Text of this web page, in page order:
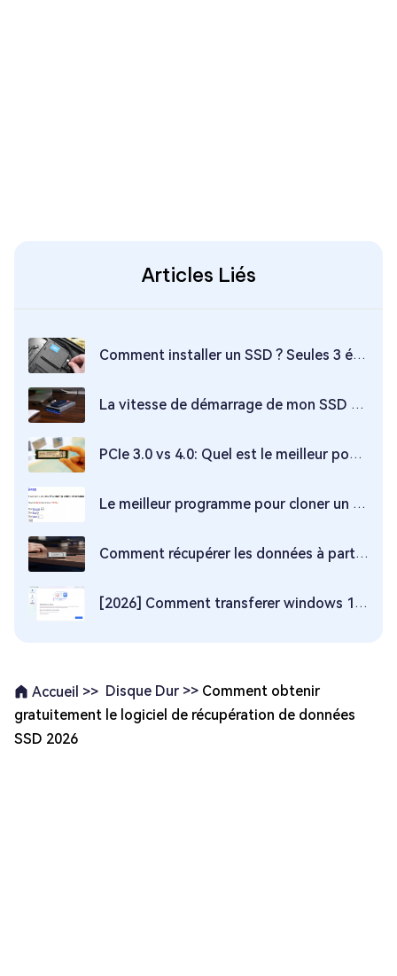
Articles Liés
Comment installer un SSD ? Seules 3 étapes sont nécessaires !
La vitesse de démarrage de mon SSD est anormalement lente｜Quelles mesures peuvent être prises pour accélérer le processus ?
PCIe 3.0 vs 4.0: Quel est le meilleur pour les SSD en 2026?
Le meilleur programme pour cloner un disque dur vers un SSD gratuitement !
Comment récupérer les données à partir de SSD ?
[2026] Comment transferer windows 10/11 vers ssd ?
Accueil >> Disque Dur >> Comment obtenir
gratuitement le logiciel de récupération de données
SSD 2026